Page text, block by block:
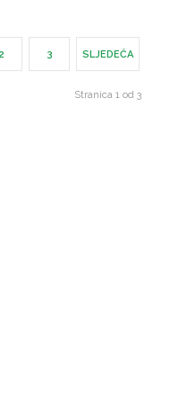
2 3 SLJEDEĆA
Stranica 1 od 3